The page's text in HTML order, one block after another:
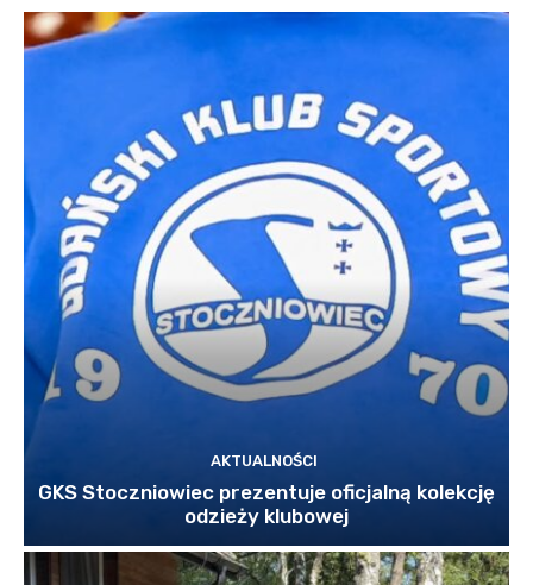
AKTUALNOŚCI
GKS Stoczniowiec prezentuje oficjalną kolekcję
odzieży klubowej